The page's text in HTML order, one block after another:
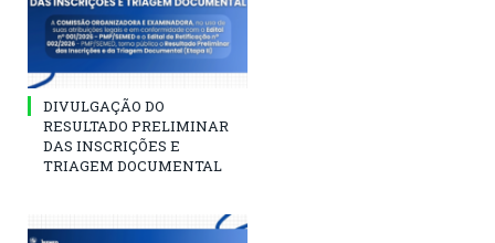
DIVULGAÇÃO DO
RESULTADO PRELIMINAR
DAS INSCRIÇÕES E
TRIAGEM DOCUMENTAL